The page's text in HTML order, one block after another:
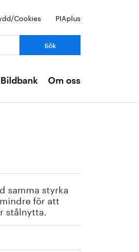
Cookies PIAplus
Bildbank Om oss
samma styrka
för att
stålnytta.